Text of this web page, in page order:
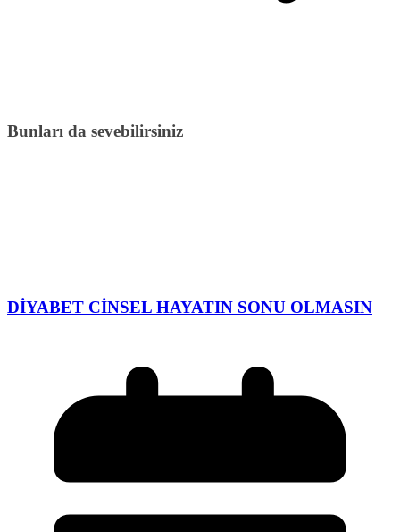
Bunları da sevebilirsiniz
DİYABET CİNSEL HAYATIN SONU OLMASIN